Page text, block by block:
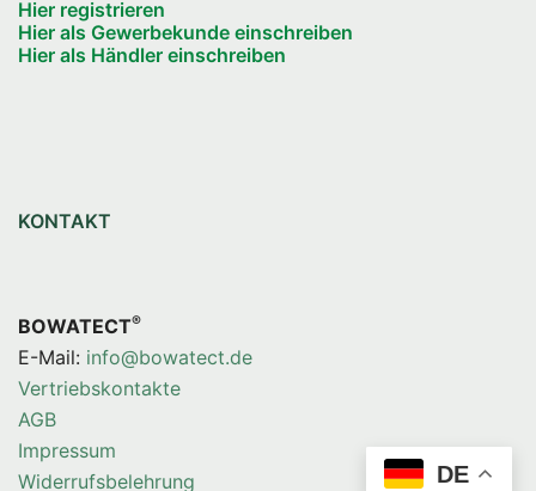
Hier registrieren
Hier als Gewerbekunde einschreiben
Hier als Händler einschreiben
KONTAKT
BOWATECT®
E-Mail: info@bowatect.de
Vertriebskontakte
AGB
Impressum
Widerrufsbelehrung
DE